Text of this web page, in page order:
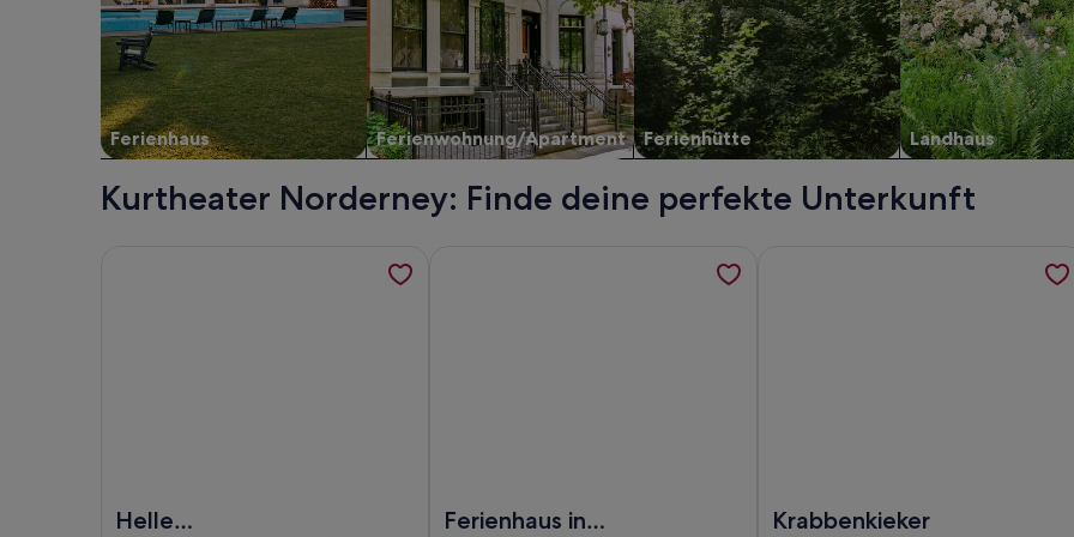
Ferienhaus Ferienwohnung/Apartment Ferienhütte Landhaus
Kurtheater Norderney: Finde deine perfekte Unterkunft
Helle
Ferienhaus in
Krabbenkieker